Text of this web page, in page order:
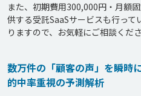
また、初期費用300,000円・月額
供する受託SaaSサービスも行っ
数万件の「顧客の声」を瞬時
的中率重視の予測解析